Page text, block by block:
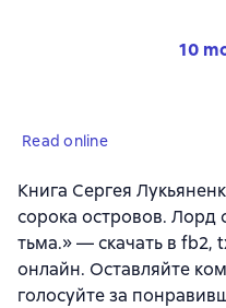
10
Read online
Книга Сергея
сорока островов. Лорд
тьма.» — скачать в fb2,
онлайн. Оставляйте
голосуйте за